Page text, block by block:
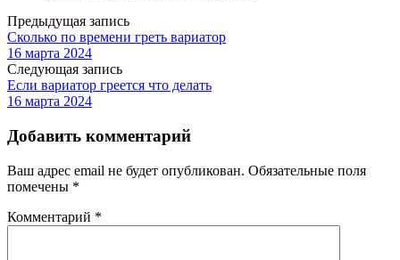
Предыдущая запись
Сколько по времени греть вариатор
16 марта 2024
Следующая запись
Если вариатор греется что делать
16 марта 2024
Добавить комментарий
Ваш адрес email не будет опубликован. Обязательные поля
помечены *
Комментарий *